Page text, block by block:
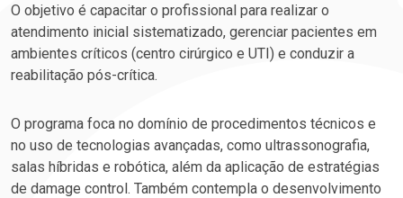
O objetivo é capacitar o profissional para realizar o
atendimento inicial sistematizado, gerenciar pacientes em
ambientes críticos (centro cirúrgico e UTI) e conduzir a
reabilitação pós-crítica.
O programa foca no domínio de procedimentos técnicos e
no uso de tecnologias avançadas, como ultrassonografia,
salas híbridas e robótica, além da aplicação de estratégias
de damage control. Também contempla o desenvolvimento